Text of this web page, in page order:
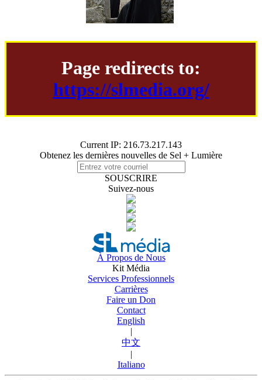
Page redirects to:
https://slmedia.org/
Current IP: 216.73.217.143
Obtenez les dernières nouvelles de Sel + Lumière
SOUSCRIRE
Suivez-nous
À Propos de Nous
Kit Média
Services Professionnels
Carrières
Faire un Don
Contact
English
|
中文
|
Italiano